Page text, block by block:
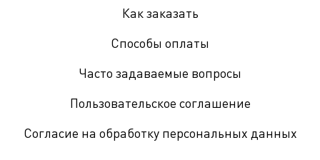
Как заказать
Способы оплаты
Часто задаваемые вопросы
Пользовательское соглашение
Согласие на обработку персональных данных